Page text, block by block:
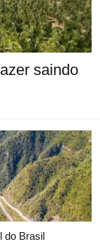
saindo
do Brasil